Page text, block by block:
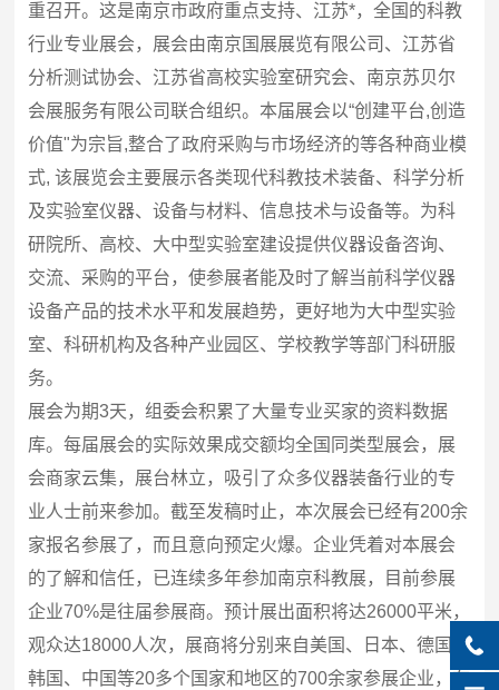
重召开。这是南京市政府重点支持、江苏*，全国的科教
行业专业展会，展会由南京国展展览有限公司、江苏省
分析测试协会、江苏省高校实验室研究会、南京苏贝尔
会展服务有限公司联合组织。本届展会以“创建平台,创造
价值"为宗旨,整合了政府采购与市场经济的等各种商业模
式, 该展览会主要展示各类现代科教技术装备、科学分析
及实验室仪器、设备与材料、信息技术与设备等。为科
研院所、高校、大中型实验室建设提供仪器设备咨询、
交流、采购的平台，使参展者能及时了解当前科学仪器
设备产品的技术水平和发展趋势，更好地为大中型实验
室、科研机构及各种产业园区、学校教学等部门科研服
务。
展会为期3天，组委会积累了大量专业买家的资料数据
库。每届展会的实际效果成交额均全国同类型展会，展
会商家云集，展台林立，吸引了众多仪器装备行业的专
业人士前来参加。截至发稿时止，本次展会已经有200余
家报名参展了，而且意向预定火爆。企业凭着对本展会
的了解和信任，已连续多年参加南京科教展，目前参展
企业70%是往届参展商。预计展出面积将达26000平米，
观众达18000人次，展商将分别来自美国、日本、德国、
韩国、中国等20多个国家和地区的700余家参展企业，在